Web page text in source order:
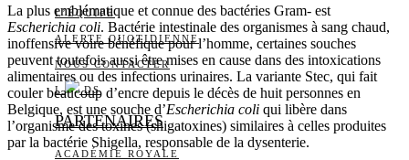
L’ÉQUIPE
ALERTE QUOTIDIENNE
NOUS CONTACTER
I DS
PARTENAIRES
ACADÉMIE ROYALE
La plus emblématique et connue des bactéries Gram- est
Escherichia coli. Bactérie intestinale des organismes à sang chaud,
inoffensive voire bénéfique pour l’homme, certaines souches
peuvent toutefois aussi être mises en cause dans des intoxications
alimentaires ou des infections urinaires. La variante Stec, qui fait
couler beaucoup d’encre depuis le décès de huit personnes en
Belgique, est une souche d’Escherichia coli qui libère dans
l’organisme des toxines (shigatoxines) similaires à celles produites
par la bactérie Shigella, responsable de la dysenterie.